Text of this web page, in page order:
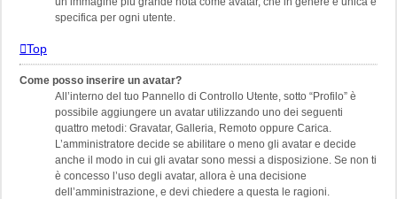
specifica per ogni utente.
Top
Come posso inserire un avatar?
All’interno del tuo Pannello di Controllo Utente, sotto “Profilo” è
possibile aggiungere un avatar utilizzando uno dei seguenti
quattro metodi: Gravatar, Galleria, Remoto oppure Carica.
L’amministratore decide se abilitare o meno gli avatar e decide
anche il modo in cui gli avatar sono messi a disposizione. Se non ti
è concesso l’uso degli avatar, allora è una decisione
dell’amministrazione, e devi chiedere a questa le ragioni.